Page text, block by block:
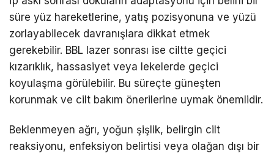
süre yüz hareketlerine, yatış pozisyonuna ve yüzü
zorlayabilecek davranışlara dikkat etmek
gerekebilir. BBL lazer sonrası ise ciltte geçici
kızarıklık, hassasiyet veya lekelerde geçici
koyulaşma görülebilir. Bu süreçte güneşten
korunmak ve cilt bakım önerilerine uymak önemlidir.
Beklenmeyen ağrı, yoğun şişlik, belirgin cilt
reaksiyonu, enfeksiyon belirtisi veya olağan dışı bir